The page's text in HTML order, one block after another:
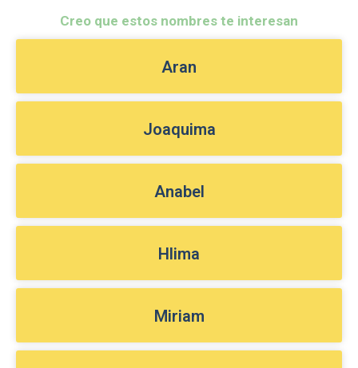
Creo que estos nombres te interesan
Aran
Joaquima
Anabel
Hlima
Miriam